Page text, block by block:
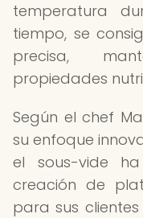
temperatura
tiempo, se
precisa,
propiedades
Según el chef
su enfoque
el sous-vide
creación de
para sus